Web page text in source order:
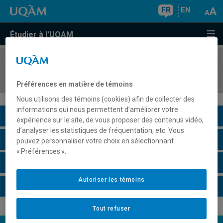
FR EN
Étudier à l'UQAM
COURS//
Description du cours
Horaire - Été 2026
Préférences en matière de témoins
Nous utilisons des témoins (cookies) afin de collecter des
informations qui nous permettent d’améliorer votre
expérience sur le site, de vous proposer des contenus vidéo,
d’analyser les statistiques de fréquentation, etc. Vous
pouvez personnaliser votre choix en sélectionnant
« Préférences ».
Tout refuser
Autoriser les témoins